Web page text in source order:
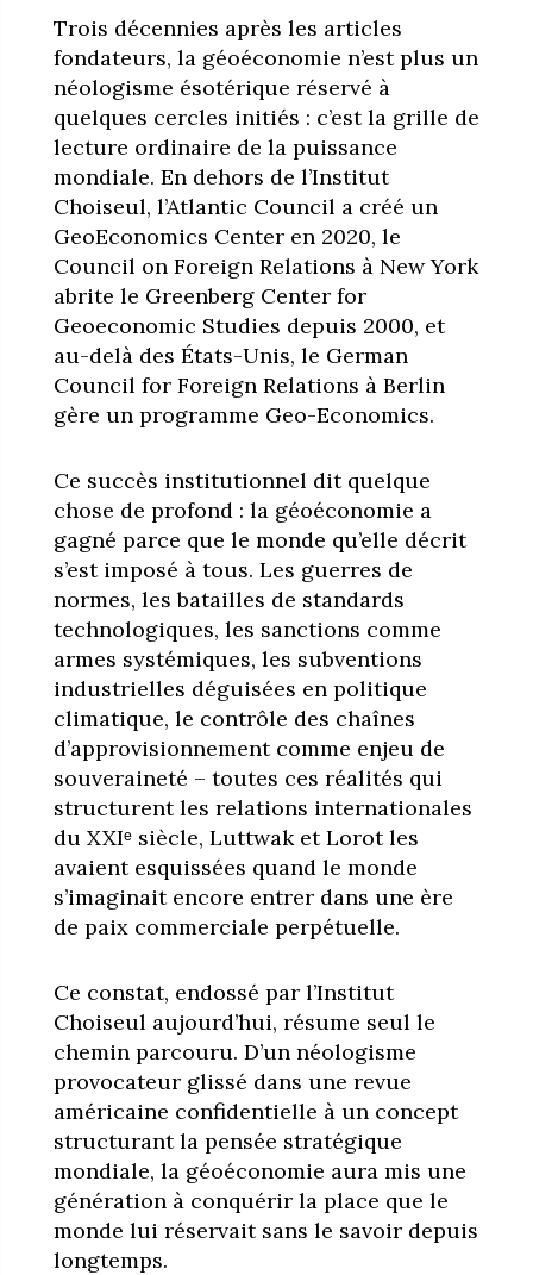
Trois décennies après les articles
fondateurs, la géoéconomie n’est plus un
néologisme ésotérique réservé à
quelques cercles initiés : c’est la grille de
lecture ordinaire de la puissance
mondiale. En dehors de l’Institut
Choiseul, l’Atlantic Council a créé un
GeoEconomics Center en 2020, le
Council on Foreign Relations à New York
abrite le Greenberg Center for
Geoeconomic Studies depuis 2000, et
au-delà des États-Unis, le German
Council for Foreign Relations à Berlin
gère un programme Geo-Economics.
Ce succès institutionnel dit quelque
chose de profond : la géoéconomie a
gagné parce que le monde qu’elle décrit
s’est imposé à tous. Les guerres de
normes, les batailles de standards
technologiques, les sanctions comme
armes systémiques, les subventions
industrielles déguisées en politique
climatique, le contrôle des chaînes
d’approvisionnement comme enjeu de
souveraineté – toutes ces réalités qui
structurent les relations internationales
du XXIᵉ siècle, Luttwak et Lorot les
avaient esquissées quand le monde
s’imaginait encore entrer dans une ère
de paix commerciale perpétuelle.
Ce constat, endossé par l’Institut
Choiseul aujourd’hui, résume seul le
chemin parcouru. D’un néologisme
provocateur glissé dans une revue
américaine confidentielle à un concept
structurant la pensée stratégique
mondiale, la géoéconomie aura mis une
génération à conquérir la place que le
monde lui réservait sans le savoir depuis
longtemps.